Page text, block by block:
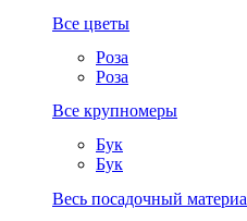
Все цветы
Роза
Роза
Все крупномеры
Бук
Бук
Весь посадочный